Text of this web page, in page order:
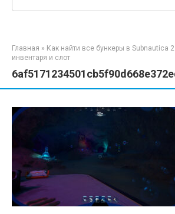
Главная » Как найти все бункеры в Subnautica
инвентаря и слот